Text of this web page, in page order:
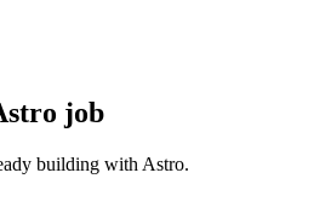
job
building with Astro.